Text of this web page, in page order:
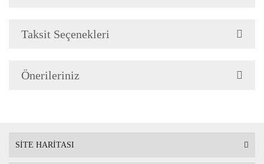
Taksit Seçenekleri
Önerileriniz
SİTE HARİTASI